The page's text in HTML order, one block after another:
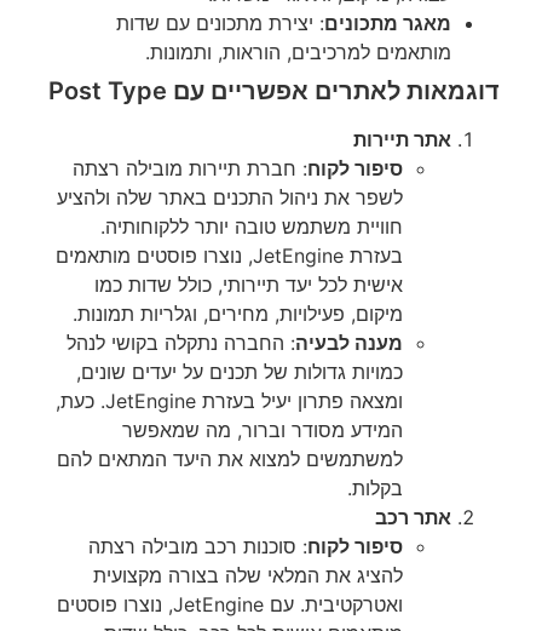
מאגר מתכונים: יצירת מתכונים עם שדות
מותאמים למרכיבים, הוראות, ותמונות.
דוגמאות לאתרים אפשריים עם Post Type
אתר תיירות
סיפור לקוח: חברת תיירות מובילה רצתה
לשפר את ניהול התכנים באתר שלה ולהציע
חוויית משתמש טובה יותר ללקוחותיה.
בעזרת JetEngine, נוצרו פוסטים מותאמים
אישית לכל יעד תיירותי, כולל שדות כמו
מיקום, פעילויות, מחירים, וגלריות תמונות.
מענה לבעיה: החברה נתקלה בקושי לנהל
כמויות גדולות של תכנים על יעדים שונים,
ומצאה פתרון יעיל בעזרת JetEngine. כעת,
המידע מסודר וברור, מה שמאפשר
למשתמשים למצוא את היעד המתאים להם
בקלות.
אתר רכב
סיפור לקוח: סוכנות רכב מובילה רצתה
להציג את המלאי שלה בצורה מקצועית
ואטרקטיבית. עם JetEngine, נוצרו פוסטים